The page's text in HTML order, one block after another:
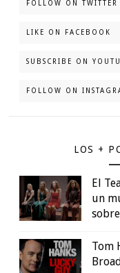
FOLLOW ON TWITTER
LIKE ON FACEBOOK
SUBSCRIBE ON
FOLLOW ON
LOS +
El
un
Tom